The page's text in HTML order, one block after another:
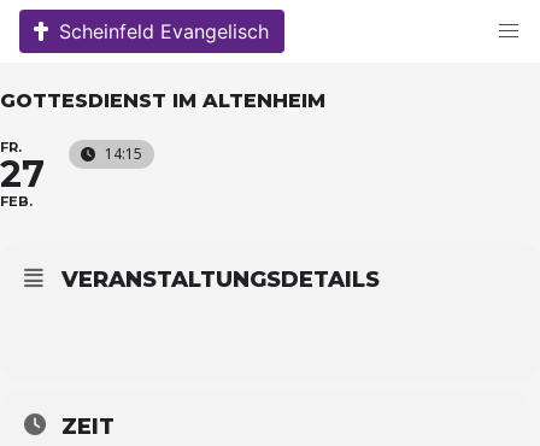
Skip
Scheinfeld Evangelisch
GOTTESDIENST IM ALTENHEIM
FR.
27
FEB.
14:15
VERANSTALTUNGSDETAILS
ZEIT